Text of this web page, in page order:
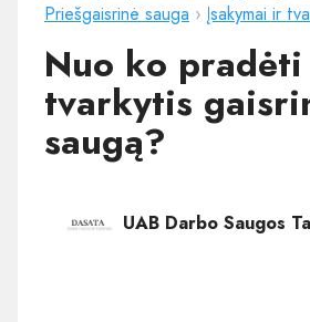
Priešgaisrinė sauga › Įsakymai ir
Nuo ko
tvarkytis
saugą?
UAB Darbo Saugos